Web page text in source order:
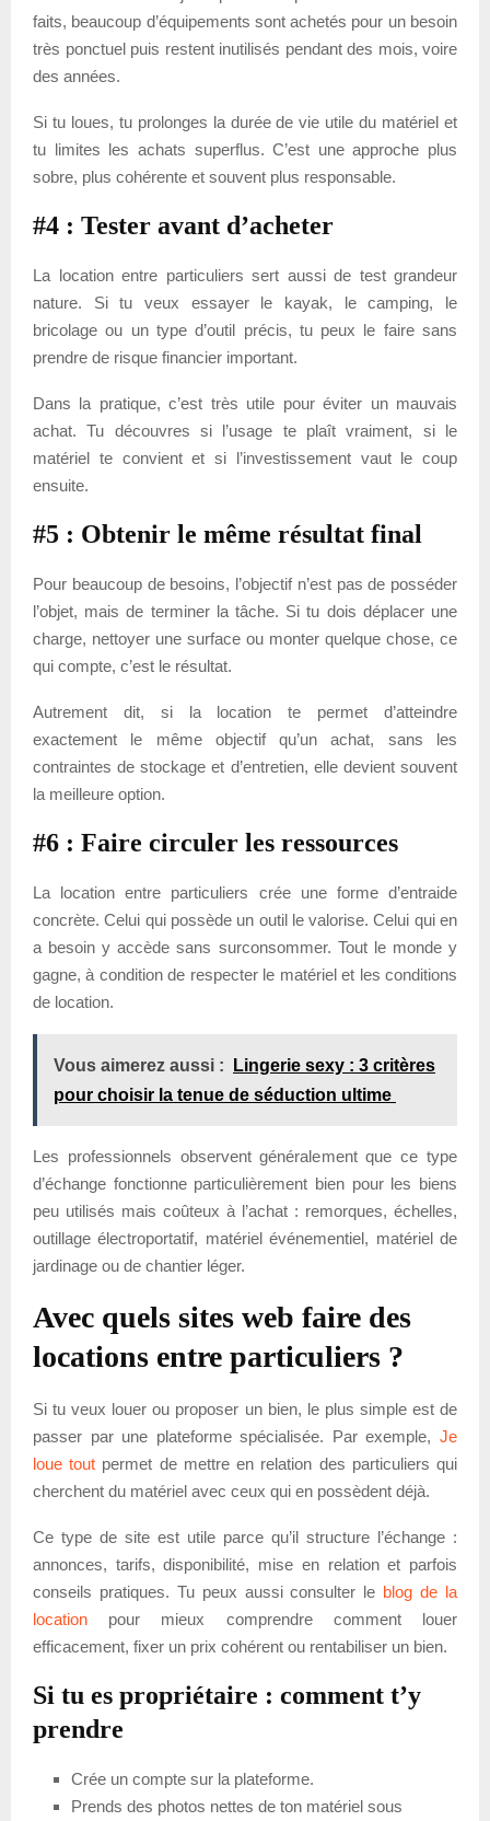
faits, beaucoup d’équipements sont achetés pour un besoin
très ponctuel puis restent inutilisés pendant des mois, voire
des années.
Si tu loues, tu prolonges la durée de vie utile du matériel et
tu limites les achats superflus. C’est une approche plus
sobre, plus cohérente et souvent plus responsable.
#4 : Tester avant d’acheter
La location entre particuliers sert aussi de test grandeur
nature. Si tu veux essayer le kayak, le camping, le
bricolage ou un type d’outil précis, tu peux le faire sans
prendre de risque financier important.
Dans la pratique, c’est très utile pour éviter un mauvais
achat. Tu découvres si l’usage te plaît vraiment, si le
matériel te convient et si l’investissement vaut le coup
ensuite.
#5 : Obtenir le même résultat final
Pour beaucoup de besoins, l’objectif n’est pas de posséder
l’objet, mais de terminer la tâche. Si tu dois déplacer une
charge, nettoyer une surface ou monter quelque chose, ce
qui compte, c’est le résultat.
Autrement dit, si la location te permet d’atteindre
exactement le même objectif qu’un achat, sans les
contraintes de stockage et d’entretien, elle devient souvent
la meilleure option.
#6 : Faire circuler les ressources
La location entre particuliers crée une forme d’entraide
concrète. Celui qui possède un outil le valorise. Celui qui en
a besoin y accède sans surconsommer. Tout le monde y
gagne, à condition de respecter le matériel et les conditions
de location.
Vous aimerez aussi :
Lingerie sexy : 3 critères
pour choisir la tenue de séduction ultime
Les professionnels observent généralement que ce type
d’échange fonctionne particulièrement bien pour les biens
peu utilisés mais coûteux à l’achat : remorques, échelles,
outillage électroportatif, matériel événementiel, matériel de
jardinage ou de chantier léger.
Avec quels sites web faire des
locations entre particuliers ?
Si tu veux louer ou proposer un bien, le plus simple est de
passer par une plateforme spécialisée. Par exemple, Je
loue tout permet de mettre en relation des particuliers qui
cherchent du matériel avec ceux qui en possèdent déjà.
Ce type de site est utile parce qu’il structure l’échange :
annonces, tarifs, disponibilité, mise en relation et parfois
conseils pratiques. Tu peux aussi consulter le blog de la
location pour mieux comprendre comment louer
efficacement, fixer un prix cohérent ou rentabiliser un bien.
Si tu es propriétaire : comment t’y
prendre
Crée un compte sur la plateforme.
Prends des photos nettes de ton matériel sous